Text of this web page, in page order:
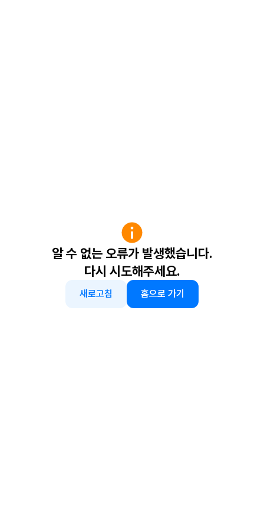
알 수 없는 오류가 발생했습니다.
다시 시도해주세요.
새로고침 홈으로 가기